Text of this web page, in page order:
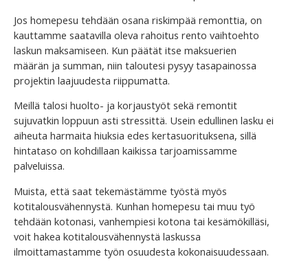
Jos homepesu tehdään osana riskimpää remonttia, on
kauttamme saatavilla oleva rahoitus rento vaihtoehto
laskun maksamiseen. Kun päätät itse maksuerien
määrän ja summan, niin taloutesi pysyy tasapainossa
projektin laajuudesta riippumatta.
Meillä talosi huolto- ja korjaustyöt sekä remontit
sujuvatkin loppuun asti stressittä. Usein edullinen lasku ei
aiheuta harmaita hiuksia edes kertasuorituksena, sillä
hintataso on kohdillaan kaikissa tarjoamissamme
palveluissa.
Muista, että saat tekemästämme työstä myös
kotitalousvähennystä. Kunhan homepesu tai muu työ
tehdään kotonasi, vanhempiesi kotona tai kesämökilläsi,
voit hakea kotitalousvähennystä laskussa
ilmoittamastamme työn osuudesta kokonaisuudessaan.